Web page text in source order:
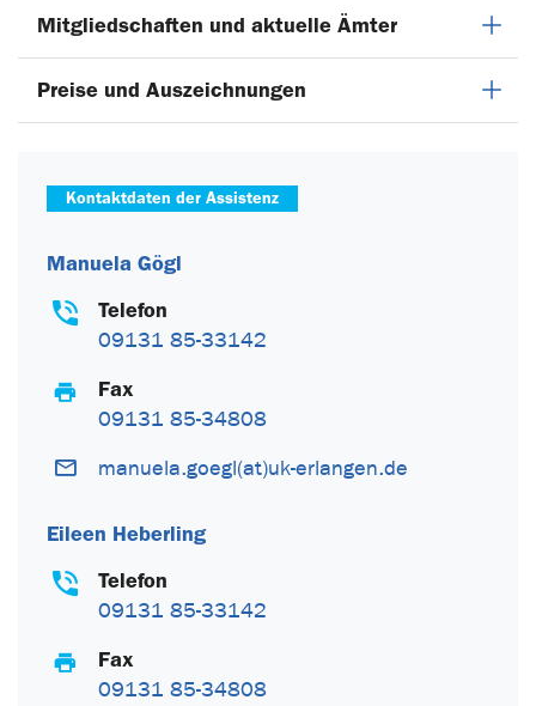
Mitgliedschaften und aktuelle Ämter
Preise und Auszeichnungen
Kontaktdaten der Assistenz
Manuela Gögl
Telefon
09131 85-33142
Fax
09131 85-34808
manuela.goegl(at)uk-erlangen.de
Eileen Heberling
Telefon
09131 85-33142
Fax
09131 85-34808